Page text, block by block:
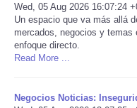
World
NOTICIAS
Portada de Noticias
Wed, 05 Aug 2026 16:07:24
Un espacio que va más allá
mercados, negocios y
enfoque directo.
Read More ...
Negocios Noticias: